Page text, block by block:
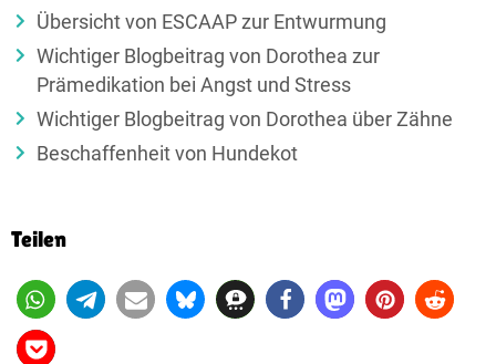
Übersicht von ESCAAP zur Entwurmung
Wichtiger Blogbeitrag von Dorothea zur
Prämedikation bei Angst und Stress
Wichtiger Blogbeitrag von Dorothea über Zähne
Beschaffenheit von Hundekot
Teilen